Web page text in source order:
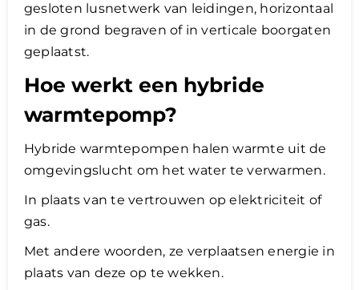
gesloten lusnetwerk van leidingen, horizontaal
in de grond begraven of in verticale boorgaten
geplaatst.
Hoe werkt een hybride
warmtepomp?
Hybride warmtepompen halen warmte uit de
omgevingslucht om het water te verwarmen.
In plaats van te vertrouwen op elektriciteit of
gas.
Met andere woorden, ze verplaatsen energie in
plaats van deze op te wekken.